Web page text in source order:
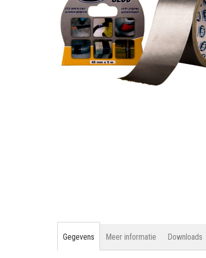
afbeeldingen-
gallerij
Gegevens Meer informatie Downloads